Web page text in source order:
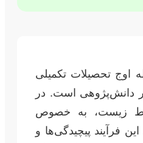
اوج تحصیلات تکمیلی
دانش‌پژوهی است. در
زیست، به خصوص
فرآیند پیچیدگی‌ها و